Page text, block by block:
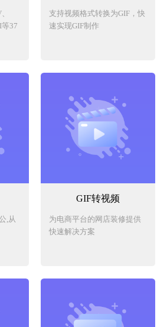
等37
支持视频格式转换为GIF，快
速实现GIF制作
,从
GIF转视频
为电商平台的网店装修提供
快速解决方案